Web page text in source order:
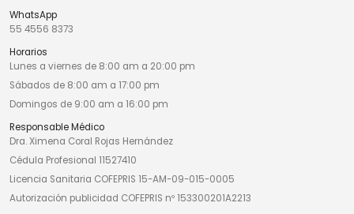
WhatsApp
55 4556 8373
Horarios
Lunes a viernes de 8:00 am a 20:00 pm
Sábados de 8:00 am a 17:00 pm
Domingos de 9:00 am a 16:00 pm
Responsable Médico
Dra. Ximena Coral Rojas Hernández
Cédula Profesional 11527410
Licencia Sanitaria COFEPRIS 15-AM-09-015-0005
Autorización publicidad COFEPRIS nº 153300201A2213